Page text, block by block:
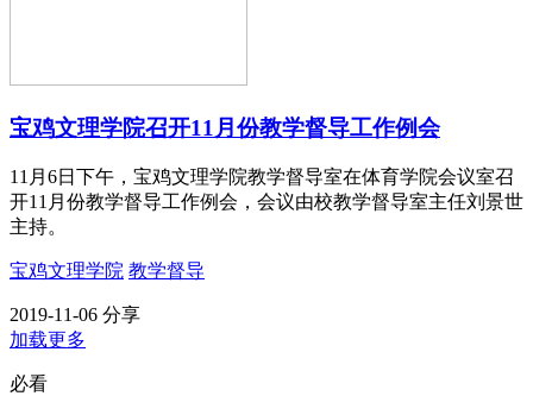
宝鸡文理学院召开11月份教学督导工作例会
11月6日下午，宝鸡文理学院教学督导室在体育学院会议室召
开11月份教学督导工作例会，会议由校教学督导室主任刘景世
主持。
宝鸡文理学院 教学督导
2019-11-06 分享
加载更多
必看